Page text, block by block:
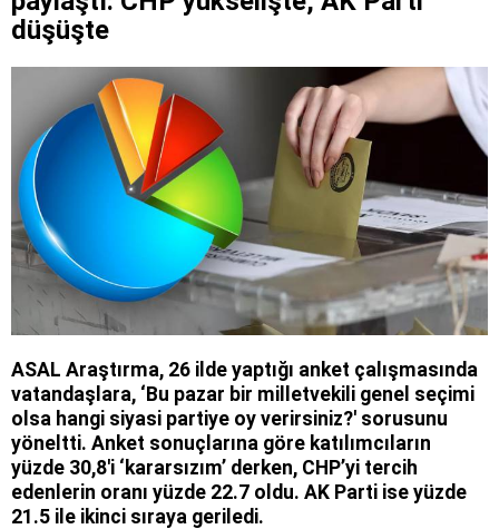
düşüşte
ASAL Araştırma, 26 ilde yaptığı anket çalışmasında
vatandaşlara, ‘Bu pazar bir milletvekili genel seçimi
olsa hangi siyasi partiye oy verirsiniz?' sorusunu
yöneltti. Anket sonuçlarına göre katılımcıların
yüzde 30,8'i ‘kararsızım’ derken, CHP’yi tercih
edenlerin oranı yüzde 22.7 oldu. AK Parti ise yüzde
21.5 ile ikinci sıraya geriledi.